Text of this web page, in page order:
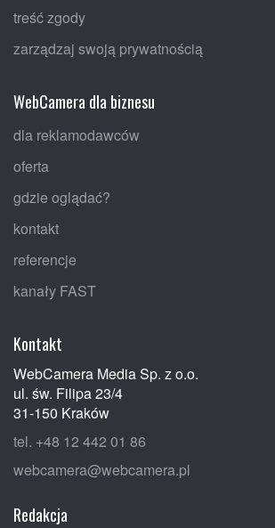
treść zgody
zarządzaj swoją prywatnością
WebCamera dla biznesu
dla reklamodawców
oferta
gdzie oglądać?
kontakt
referencje
kanały FAST
Kontakt
WebCamera Media Sp. z o.o.
ul. św. Filipa 23/4
31-150 Kraków
tel. +48 12 442 01 86
webcamera@webcamera.pl
Redakcja